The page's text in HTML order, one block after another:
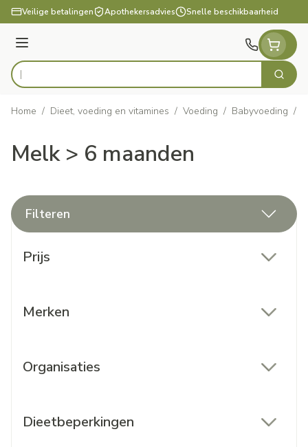
Ga naar de inhoud
Veilige betalingen Apothekersadvies Snelle beschikbaarheid
Menu
Product, merk, categorie... Zoek
Home / Dieet, voeding en vitamines / Voeding / Babyvoeding /
Melk > 6 maanden
Filteren
Prijs
Merken
Organisaties
Dieetbeperkingen